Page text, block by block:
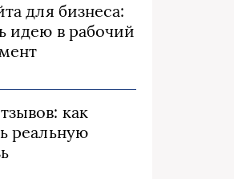
для бизнеса:
идею в рабочий
как
реальную